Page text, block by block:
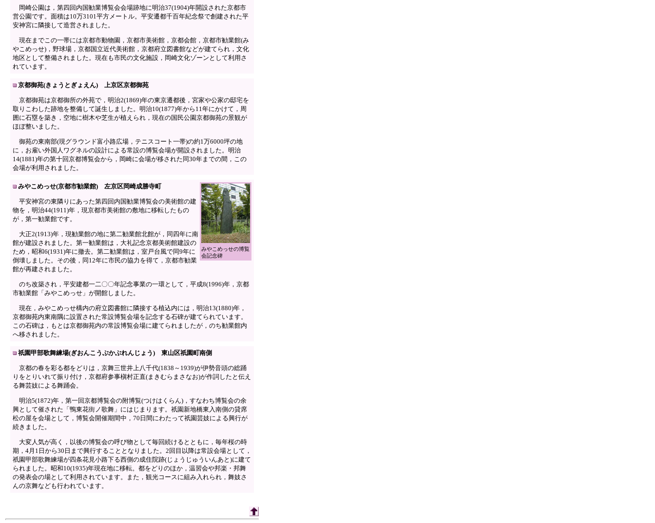
岡崎公園は，第四回内国勧業博覧会会場跡地に明治37(1904)年開設された京都市
営公園です。面積は10万3101平方メートル。平安遷都千百年紀念祭で創建された平
安神宮に隣接して造営されました。
現在までこの一帯には京都市動物園，京都市美術館，京都会館，京都市勧業館(み
やこめっせ)，野球場，京都国立近代美術館，京都府立図書館などが建てられ，文化
地区として整備されました。現在も市民の文化施設，岡崎文化ゾーンとして利用さ
れています。
京都御苑(きょうとぎょえん) 上京区京都御苑
京都御苑は京都御所の外苑で，明治2(1869)年の東京遷都後，宮家や公家の邸宅を
取りこわした跡地を整備して誕生しました。明治10(1877)年から11年にかけて，周
囲に石塁を築き，空地に樹木や芝生が植えられ，現在の国民公園京都御苑の景観が
ほぼ整いました。
御苑の東南部(現グラウンド富小路広場，テニスコート一帯)の約1万6000坪の地
に，お雇い外国人ワグネルの設計による常設の博覧会場が開設されました。明治
14(1881)年の第十回京都博覧会から，岡崎に会場が移された同30年までの間，この
会場が利用されました。
みやこめっせ(京都市勧業館) 左京区岡崎成勝寺町
みやこめっせの博覧
会記念碑
平安神宮の東隣りにあった第四回内国勧業博覧会の美術館の建
物を，明治44(1911)年，現京都市美術館の敷地に移転したもの
が，第一勧業館です。
大正2(1913)年，現勧業館の地に第二勧業館北館が，同四年に南
館が建設されました。第一勧業館は，大礼記念京都美術館建設の
ため，昭和6(1931)年に撤去。第二勧業館は，室戸台風で同9年に
倒壊しました。その後，同12年に市民の協力を得て，京都市勧業
館が再建されました。
のち改築され，平安建都一二〇〇年記念事業の一環として，平成8(1996)年，京都
市勧業館「みやこめっせ」が開館しました。
現在，みやこめっせ構内の府立図書館に隣接する植込内には，明治13(1880)年，
京都御苑内東南隅に設置された常設博覧会場を記念する石碑が建てられています。
この石碑は，もとは京都御苑内の常設博覧会場に建てられましたが，のち勧業館内
へ移されました。
祇園甲部歌舞練場(ぎおんこうぶかぶれんじょう) 東山区祇園町南側
京都の春を彩る都をどりは，京舞三世井上八千代(1838～1939)が伊勢音頭の総踊
りをとりいれて振り付け，京都府参事槇村正直(まきむらまさなお)が作詞したと伝え
る舞芸妓による舞踊会。
明治5(1872)年，第一回京都博覧会の附博覧(つけはくらん)，すなわち博覧会の余
興として催された「鴨東花街ノ歌舞」にはじまります。祇園新地橋東入南側の貸席
松の屋を会場として，博覧会開催期間中，70日間にわたって祇園芸妓による興行が
続きました。
大変人気が高く，以後の博覧会の呼び物として毎回続けるとともに，毎年桜の時
期，4月1日から30日まで興行することとなりました。2回目以降は常設会場として，
祇園甲部歌舞練場が四条花見小路下る西側の成住院跡(じょうじゅういんあと)に建て
られました。昭和10(1935)年現在地に移転。都をどりのほか，温習会や邦楽・邦舞
の発表会の場として利用されています。また，観光コースに組み入れられ，舞妓さ
んの京舞なども行われています。